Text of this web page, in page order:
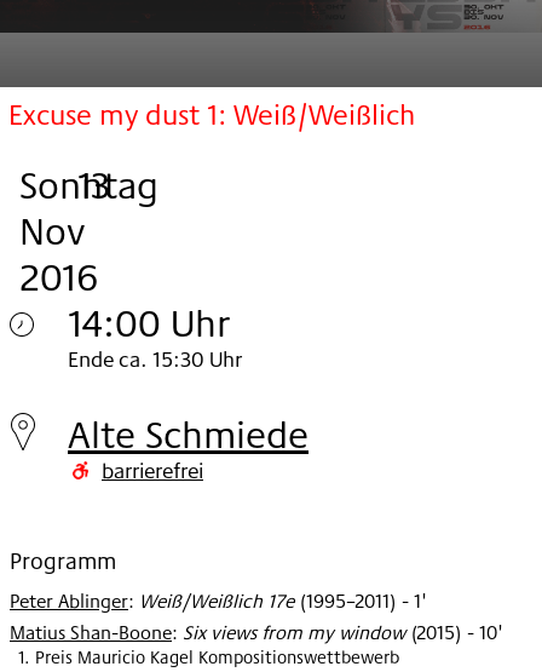
Excuse my dust 1: Weiß/Weißlich
Sonntag
, 13
.
Nov
2016
.
14:00 Uhr
Sonntag
13.
Nov
Ende ca. 15:30 Uhr
Alte Schmiede
barrierefrei
Programm
Peter Ablinger: Weiß/Weißlich 17e (1995–2011) - 1'
Matius Shan-Boone: Six views from my window (2015) - 10'
1. Preis Mauricio Kagel Kompositionswettbewerb